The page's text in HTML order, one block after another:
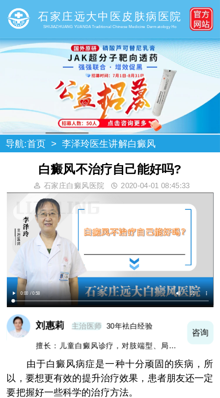
石家庄远大中医皮肤病医院
SHIJIAZHUANG YUANDA Traditional Chinese Medicine Dermatology Ho
导航:首页 > 李泽玲医生讲解白癜风
白癜风不治疗自己能好吗?
石家庄白癜风医院 2020-04-01 08:45:33
刘惠莉 主治医师 30年袪白经验
擅长：儿童白癜风诊疗，对肢端型、局限型
咨询
由于白癜风病症是一种十分顽固的疾病，所
以，要想更有效的提升治疗效果，患者朋友还一定
要把握好一些科学的治疗方法。